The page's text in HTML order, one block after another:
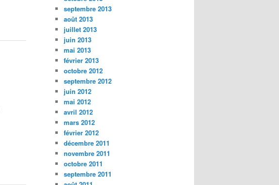
septembre 2013
août 2013
juillet 2013
juin 2013
mai 2013
février 2013
octobre 2012
septembre 2012
juin 2012
mai 2012
avril 2012
mars 2012
février 2012
décembre 2011
novembre 2011
octobre 2011
septembre 2011